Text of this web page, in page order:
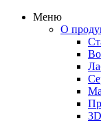
Меню
О
3D